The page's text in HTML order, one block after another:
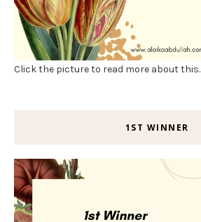
Click the picture to read more about this.
1ST WINNER